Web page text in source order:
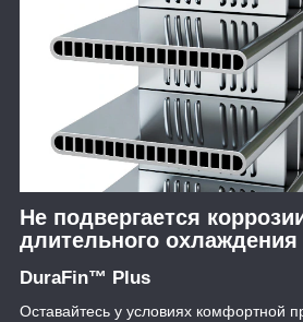
Не подвергается
длительного охлаждения
DuraFin™ Plus
Оставайтесь у условиях комфортной